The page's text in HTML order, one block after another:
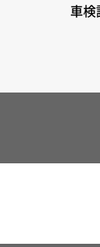
車検